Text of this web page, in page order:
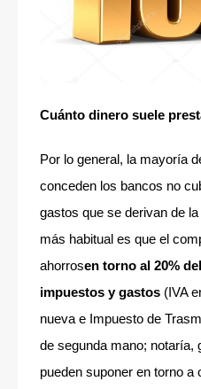
Cuánto dinero suele
Por lo general, la mayoría
conceden los bancos no
gastos que se derivan de
más habitual es que el
ahorrosen torno al 20%
impuestos y gastos (IVA
nueva e Impuesto de
de segunda mano;
pueden suponer en torno a